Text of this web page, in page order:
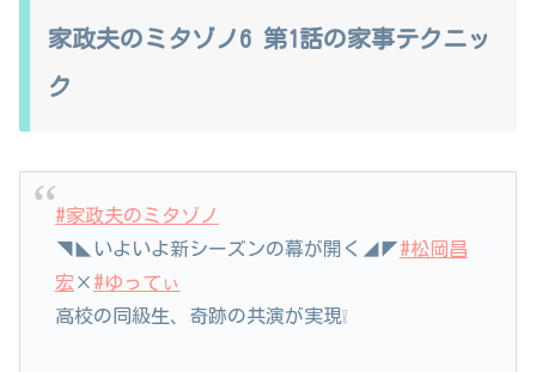
家政夫のミタゾノ6 第1話の家事テクニッ
ク
#家政夫のミタゾノ
◥◣いよいよ新シーズンの幕が開く◢◤#松岡昌
宏 × #ゆってぃ
高校の同級生、奇跡の共演が実現❕